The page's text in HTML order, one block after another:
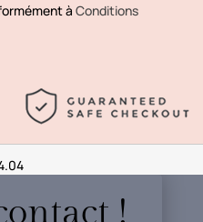
à Conditions
!